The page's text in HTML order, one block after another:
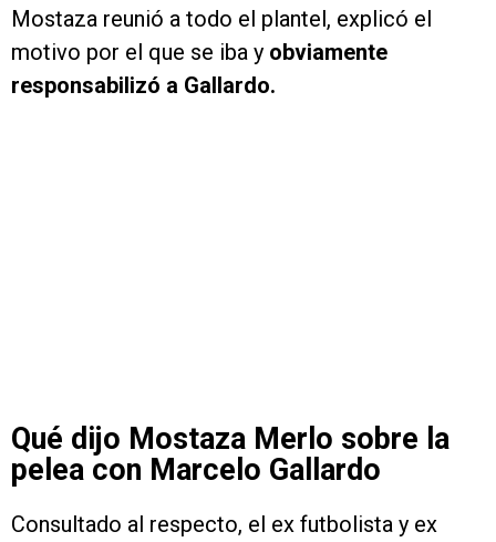
Mostaza reunió a todo el plantel, explicó el
motivo por el que se iba y obviamente
responsabilizó a Gallardo.
Qué dijo Mostaza Merlo sobre la
pelea con Marcelo Gallardo
Consultado al respecto, el ex futbolista y ex